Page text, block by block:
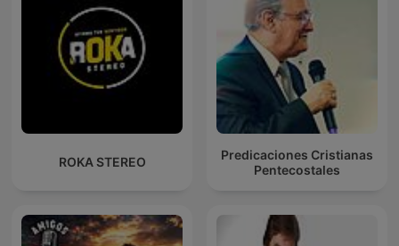
ROKA STEREO
Predicaciones Cristianas
Pentecostales